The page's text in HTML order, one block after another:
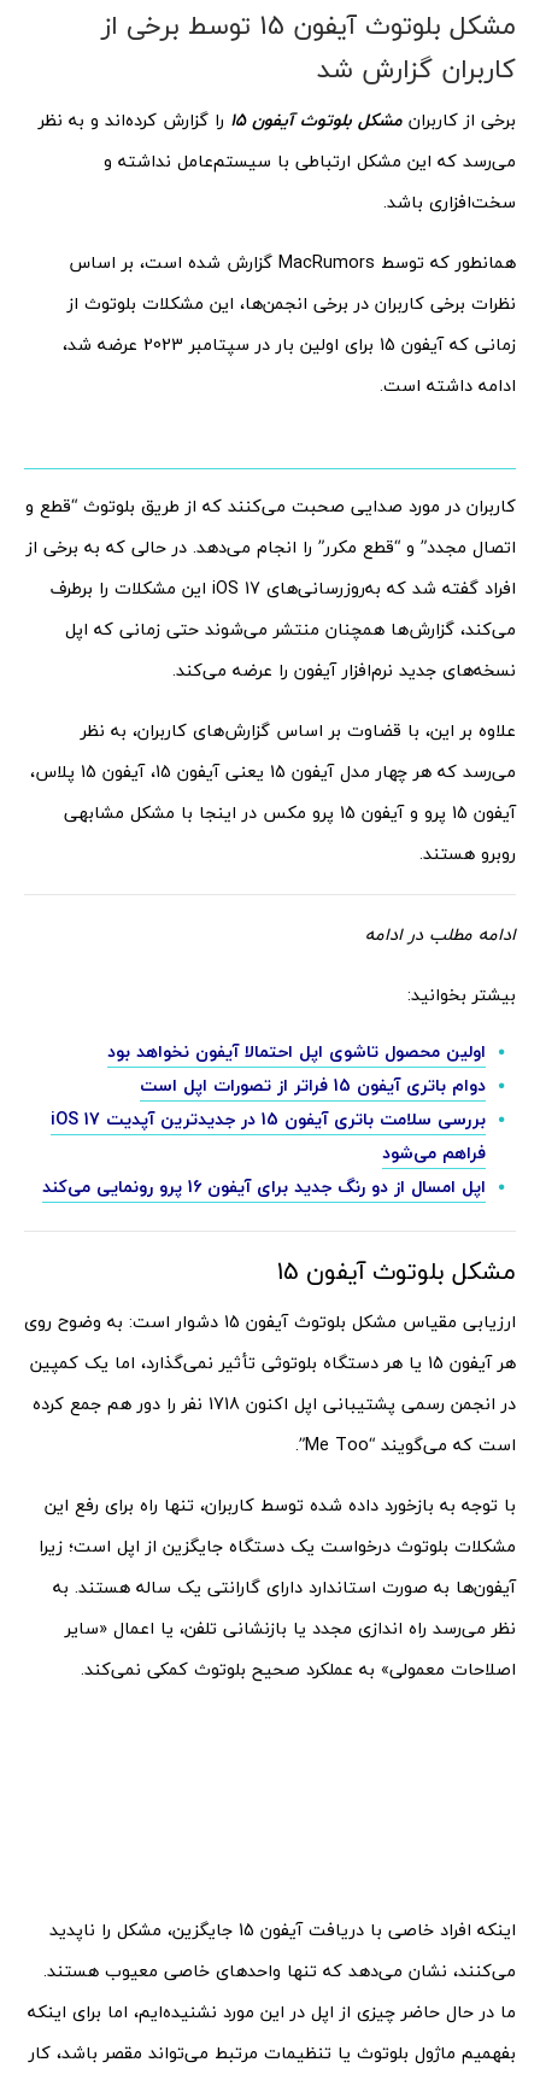
مشکل بلوتوث آیفون 15 توسط برخی از
کاربران گزارش شد
برخی از کاربران مشکل بلوتوث آیفون 15
را گزارش کرده‌اند و به نظر
می‌رسد که این مشکل ارتباطی با سیستم‌عامل نداشته و
سخت‌افزاری باشد.
همانطور که توسط MacRumors گزارش شده است، بر اساس
نظرات برخی کاربران در برخی انجمن‌ها، این مشکلات بلوتوث از
زمانی که آیفون 15 برای اولین بار در سپتامبر 2023 عرضه شد،
ادامه داشته است.
کاربران در مورد صدایی صحبت می‌کنند که از طریق بلوتوث “قطع و
اتصال مجدد” و “قطع مکرر” را انجام می‌دهد. در حالی که به برخی از
افراد گفته شد که به‌روزرسانی‌های iOS 17 این مشکلات را برطرف
می‌کند، گزارش‌ها همچنان منتشر می‌شوند حتی زمانی که اپل
نسخه‌های جدید نرم‌افزار آیفون را عرضه می‌کند.
علاوه بر این، با قضاوت بر اساس گزارش‌های کاربران، به نظر
می‌رسد که هر چهار مدل آیفون 15 یعنی آیفون 15، آیفون 15 پلاس،
آیفون 15 پرو و ​​آیفون 15 پرو مکس در اینجا با مشکل مشابهی
روبرو هستند.
ادامه مطلب در ادامه
بیشتر بخوانید:
اولین محصول تاشوی اپل احتمالا آیفون نخواهد بود
دوام باتری آیفون 15 فراتر از تصورات اپل است
بررسی سلامت باتری آیفون 15 در جدیدترین آپدیت iOS 17
فراهم می‌شود
اپل امسال از دو رنگ جدید برای آیفون 16 پرو رونمایی می‌کند
مشکل بلوتوث آیفون 15
ارزیابی مقیاس مشکل بلوتوث آیفون 15 دشوار است: به وضوح روی
هر آیفون 15 یا هر دستگاه بلوتوثی تأثیر نمی‌گذارد، اما یک کمپین
در انجمن رسمی پشتیبانی اپل اکنون 1718 نفر را دور هم جمع کرده
است که می‌گویند “Me Too”.
با توجه به بازخورد داده شده توسط کاربران، تنها راه برای رفع این
مشکلات بلوتوث درخواست یک دستگاه جایگزین از اپل است؛ زیرا
آیفون‌ها به صورت استاندارد دارای گارانتی یک ساله هستند. به
نظر می‌رسد راه اندازی مجدد یا بازنشانی تلفن، یا اعمال «سایر
اصلاحات معمولی» به عملکرد صحیح بلوتوث کمکی نمی‌کند.
اینکه افراد خاصی با دریافت آیفون 15 جایگزین، مشکل را ناپدید
می‌کنند، نشان می‌دهد که تنها واحدهای خاصی معیوب هستند.
ما در حال حاضر چیزی از اپل در این مورد نشنیده‌ایم، اما برای اینکه
بفهمیم ماژول بلوتوث یا تنظیمات مرتبط می‌تواند مقصر باشد، کار